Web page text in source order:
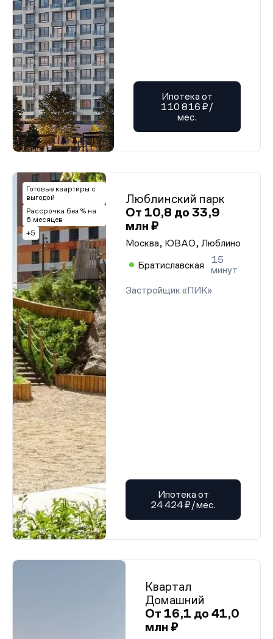
Ипотека от
110 816 ₽/
мес.
Готовые квартиры с
выгодой
Рассрочка без % на
6 месяцев
+5
Люблинский парк
От 10,8 до 33,9
млн ₽
Москва, ЮВАО, Люблино
Братиславская
15
минут
Застройщик «ПИК»
Ипотека от
24 424 ₽/мес.
Квартал
Домашний
От 16,1 до 41,0
млн ₽